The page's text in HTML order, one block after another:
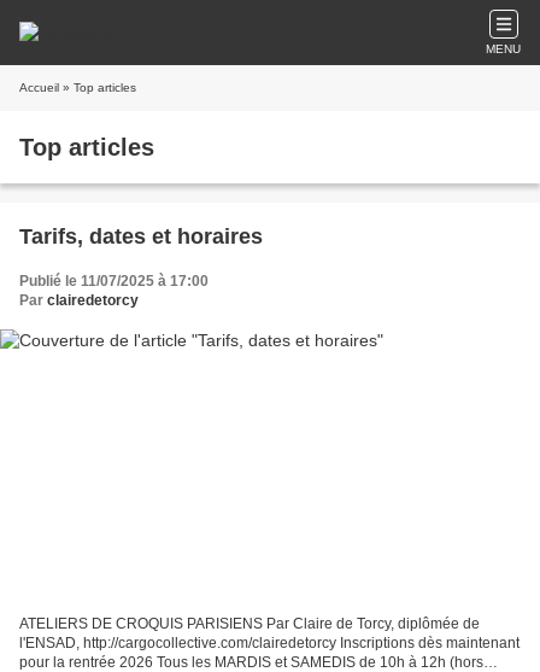
MENU
Accueil » Top articles
Top articles
Tarifs, dates et horaires
Publié le 11/07/2025 à 17:00
Par clairedetorcy
ATELIERS DE CROQUIS PARISIENS Par Claire de Torcy, diplômée de
l'ENSAD, http://cargocollective.com/clairedetorcy Inscriptions dès maintenant
pour la rentrée 2026 Tous les MARDIS et SAMEDIS de 10h à 12h (hors